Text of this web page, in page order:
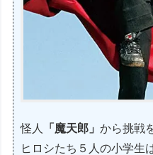
怪人 「魔天郎」から挑戦
ヒロシたち５人の小学生